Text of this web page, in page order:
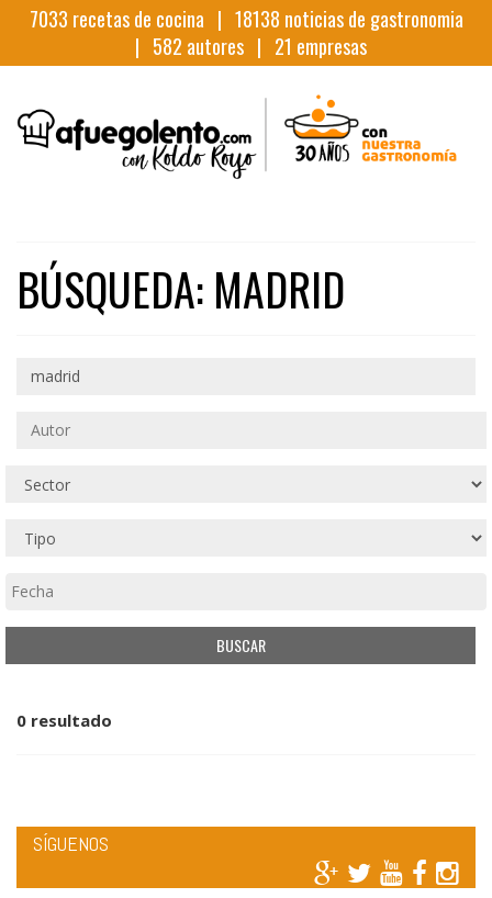
7033 recetas de cocina | 18138 noticias de gastronomia
| 582 autores | 21 empresas
BÚSQUEDA: MADRID
0 resultado
SÍGUENOS